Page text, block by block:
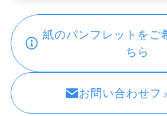
紙のパンフレットをご
ちら
お問い合わせフ